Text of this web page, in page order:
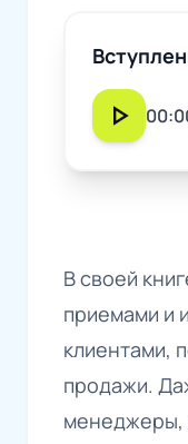
play_arrow
В своей
приемами и
клиентами,
продажи.
менеджеры,